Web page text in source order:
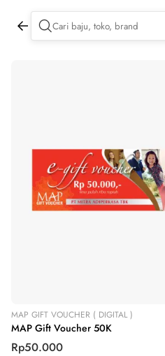
MAP GIFT VOUCHER ( DIGITAL )
MAP Gift Voucher 50K
Rp50.000